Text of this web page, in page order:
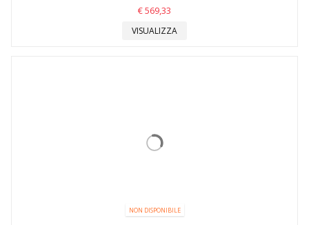
€ 569,33
VISUALIZZA
NON DISPONIBILE